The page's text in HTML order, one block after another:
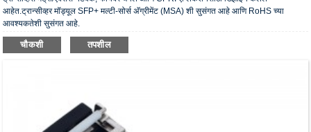
आहेत.ट्रान्सीव्हर मॉड्यूल SFP+ मल्टी-सोर्स अ‍ॅग्रीमेंट (MSA) शी सुसंगत आहे आणि RoHS च्या
आवश्यकतेशी सुसंगत आहे.
चौकशी तपशील